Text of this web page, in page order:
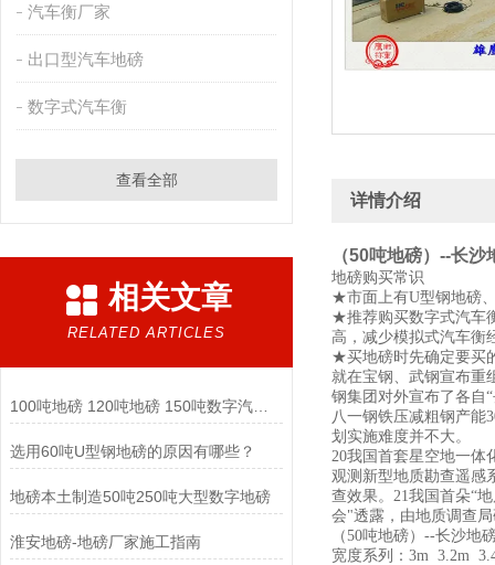
汽车衡厂家
出口型汽车地磅
数字式汽车衡
查看全部
相关文章
RELATED ARTICLES
100吨地磅 120吨地磅 150吨数字汽车衡厂家
选用60吨U型钢地磅的原因有哪些？
地磅本土制造50吨250吨大型数字地磅
淮安地磅-地磅厂家施工指南
详情介绍
（50吨地磅）--长沙
地磅购买常识
★市面上有U型钢地磅
★推荐购买数字式汽车
高，减少模拟式汽车衡
★买地磅时先确定要买
就在宝钢、武钢宣布重
钢集团对外宣布了各自
八一钢铁压减粗钢产能
划实施难度并不大。
20我国首套星空地一体
观测新型地质勘查遥感
查效果。21我国首朵“
会"透露，由地质调查
（50吨地磅）--长沙地
宽度系列：3m 3.2m